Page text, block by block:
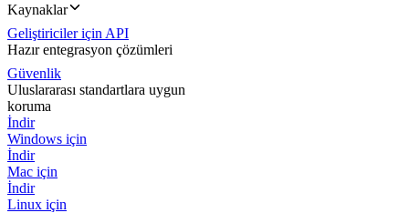
Kaynaklar
Geliştiriciler için API
Hazır entegrasyon çözümleri
Güvenlik
Uluslararası standartlara uygun
koruma
İndir
Windows için
İndir
Mac için
İndir
Linux için